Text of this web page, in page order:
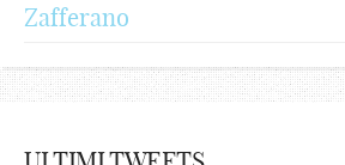
Zafferano